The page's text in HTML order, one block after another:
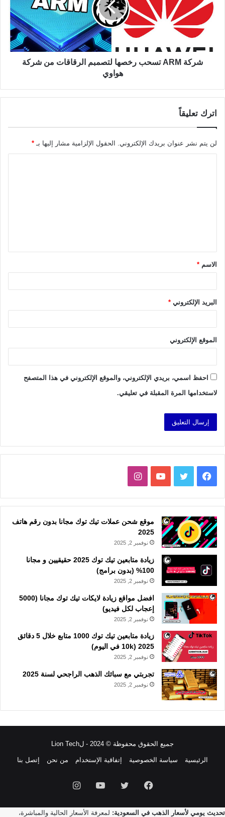
شركة ARM تسحب رخصها لتصمبم الرقاقات من شركة
هواوي
اترك تعليقاً
لن يتم نشر عنوان بريدك الإلكتروني. الحقول الإلزامية مشار إليها بـ *
ق
*الاسم *
البريد الإلكتروني *
الموقع الإلكتروني
احفظ اسمي، بريدي الإلكتروني، والموقع الإلكتروني في هذا المتصفح
لاستخدامها المرة المقبلة في تعليقي.
فيسبوك تويتر يوتيوبانستقرام
موقع شحن عملات تيك توك مجانا بدون رقم هاتف
2025
نوفمبر 2, 2025
زيادة متابعين تيك توك 2025 حقيقيين و مجانا
100% (بدون برامج)
نوفمبر 2, 2025
افضل مواقع زيادة لايكات تيك توك مجانا (5000
إعجاب لكل فيديو)
نوفمبر 2, 2025
زيادة متابعين تيك توك 1000 متابع خلال 5 دقائق
2025 (10k في اليوم)
نوفمبر 2, 2025
تجربتي مع سبائك الذهب الراجحي لسنة 2025
نوفمبر 2, 2025
جميع الحقوق محفوظة © 2024 - لLion Tech
الرئيسية سياسة الخصوصية إتفاقية الإستخدام من نحن إتصل بنا
فيسبوك تويتر يوتيوبانستقرام
تحديث يومي لأسعار الذهب في السعودية: لمعرفة الأسعار الحالية والمباشرة،